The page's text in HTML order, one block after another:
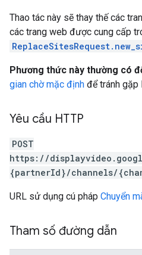
Thao tác này sẽ thay thế các
các trang web được cung cấp
Phương thức này thường có
gian chờ mặc định để tránh gặp
Yêu cầu HTTP
POST
https://
{partnerId}/channels/
URL sử dụng cú pháp Chuyển
Tham số đường dẫn